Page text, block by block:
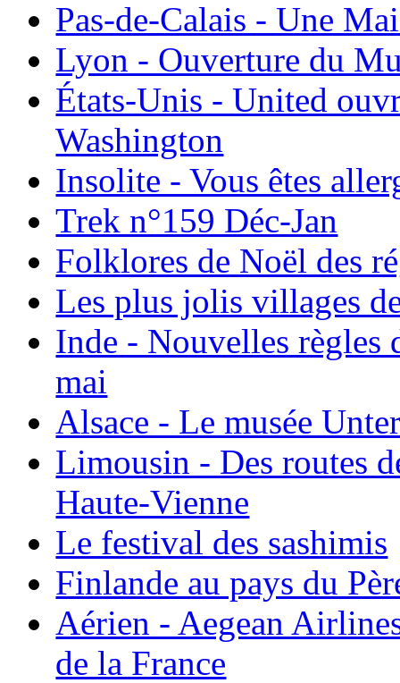
Pas-de-Calais - Une
Lyon - Ouverture du
États-Unis - United
Washington
Insolite - Vous êtes
Trek n°159 Déc-Jan
Folklores de Noël des
Les plus jolis villages
Inde - Nouvelles règles
mai
Alsace - Le musée
Limousin - Des routes
Haute-Vienne
Le festival des sashimis
Finlande au pays du
Aérien - Aegean
de la France